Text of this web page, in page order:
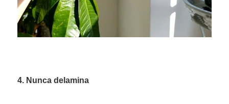
4. Nunca delamina